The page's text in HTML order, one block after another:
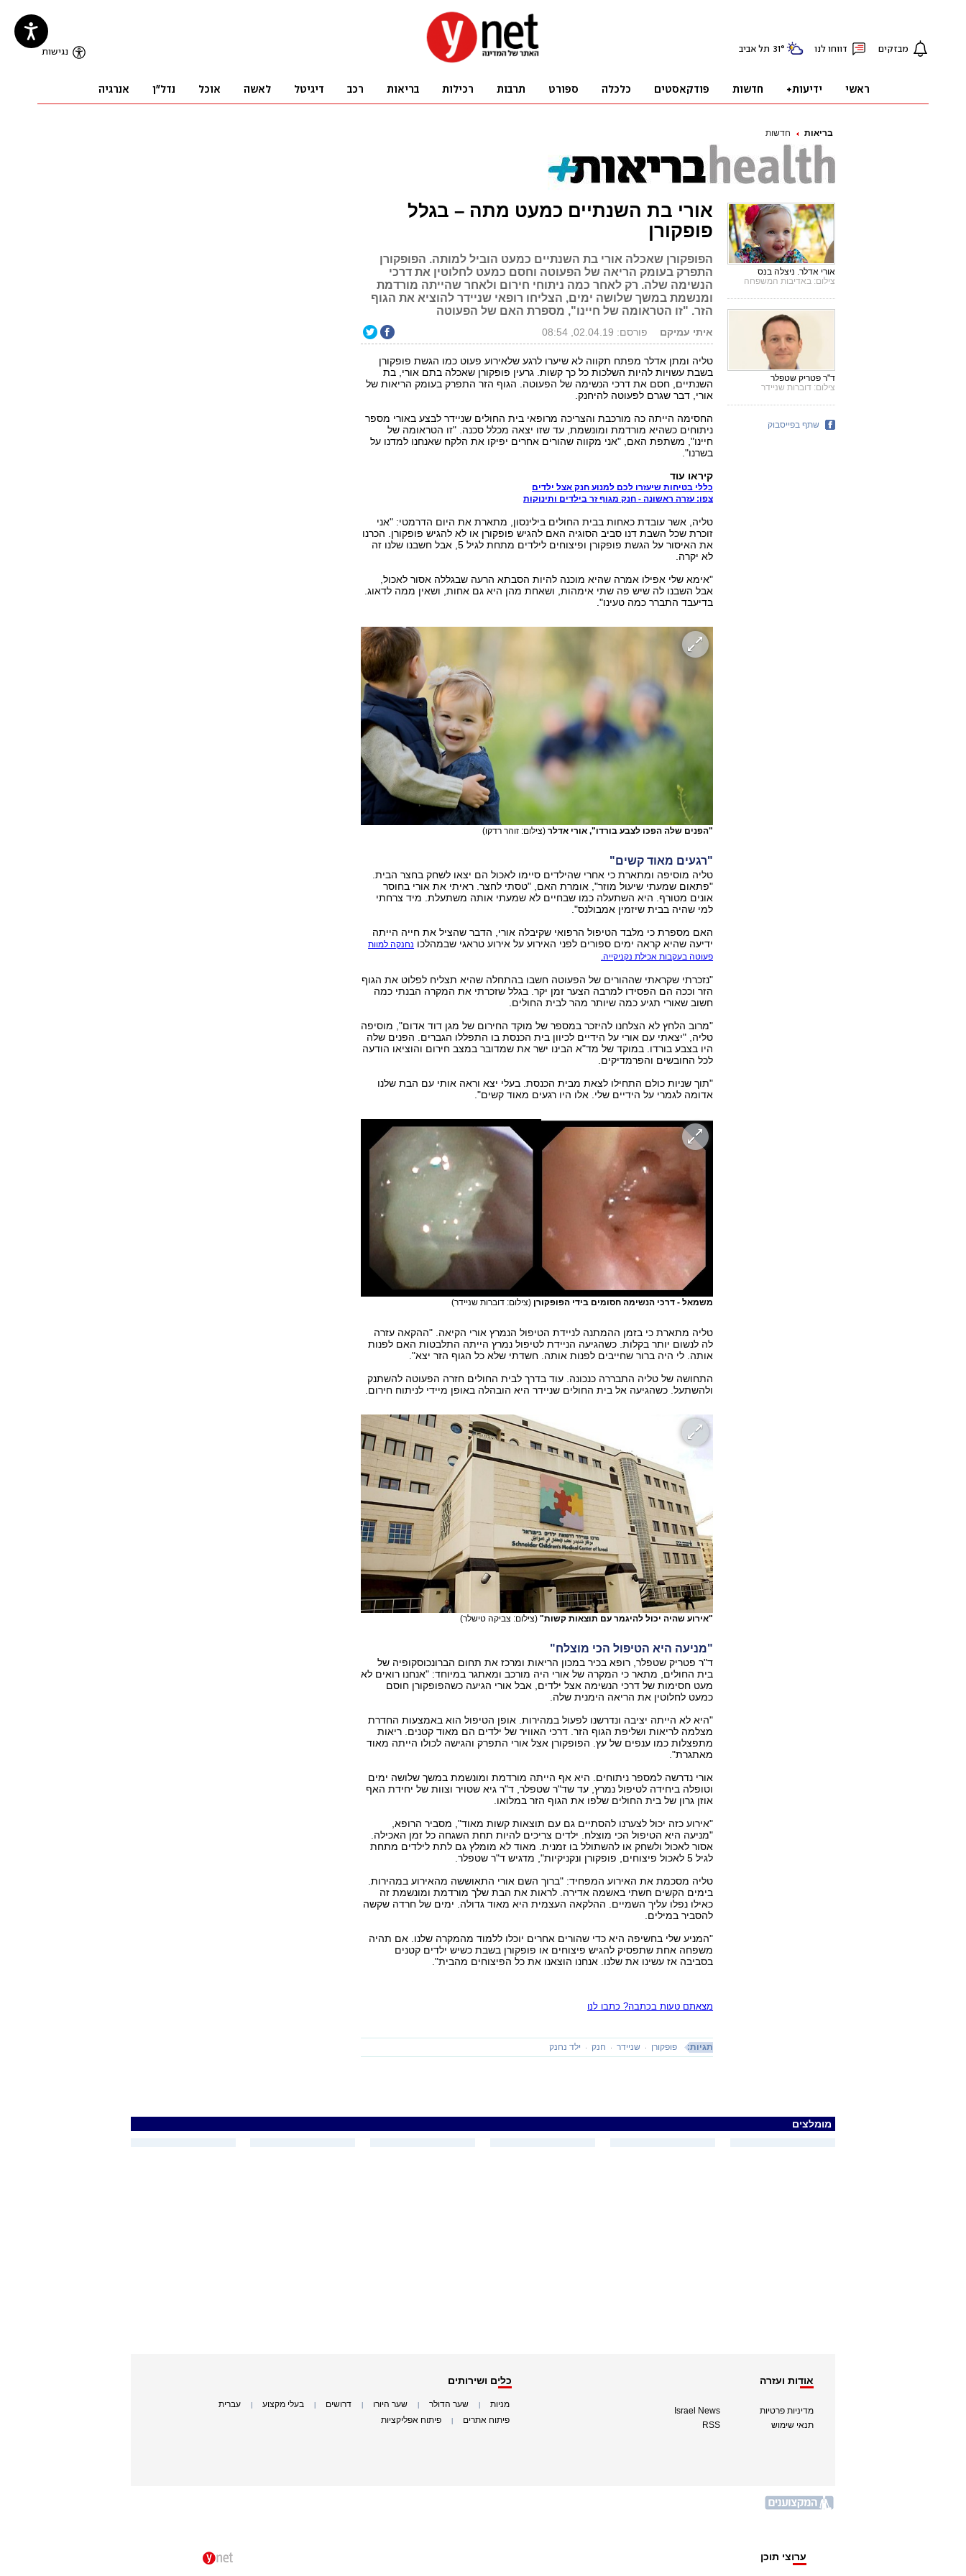
בריאות חדשות
אורי בת השנתיים כמעט מתה – בגלל
פופקורן
הפופקורן שאכלה אורי בת השנתיים כמעט הוביל למותה. הפופקורן
התפרק בעומק הריאה של הפעוטה וחסם כמעט לחלוטין את דרכי
הנשימה שלה. רק לאחר כמה ניתוחי חירום ולאחר שהייתה מורדמת
ומנשמת במשך שלושה ימים, הצליחו רופאי שניידר להוציא את הגוף
הזר. "זו הטראומה של חיינו", מספרת האם של הפעוטה
איתי עמיקם פורסם: 02.04.19, 08:54
טליה ומתן אדלר מפתח תקווה לא שיערו לרגע שלאירוע פעוט כמו הגשת פופקורן
בשבת עשויות להיות השלכות כל כך קשות. גרעין פופקורן שאכלה בתם אורי, בת
השנתיים, חסם את דרכי הנשימה של הפעוטה. הגוף הזר התפרק בעומק הריאות של
אורי, דבר שגרם לפעוטה להיחנק.
החסימה הייתה כה מורכבת והצריכה מרופאי בית החולים שניידר לבצע באורי מספר
ניתוחים כשהיא מורדמת ומונשמת, עד שזו יצאה מכלל סכנה. "זו הטראומה של
חיינו", משתפת האם, "אני מקווה שהורים אחרים יפיקו את הלקח שאנחנו למדנו על
בשרנו".
קיראו עוד
כללי בטיחות שיעזרו לכם למנוע חנק אצל ילדים
צפו: עזרה ראשונה - חנק מגוף זר בילדים ותינוקות
טליה, אשר עובדת כאחות בבית החולים בילינסון, מתארת את היום הדרמטי: "אני
זוכרת שכל השבת דנו סביב הסוגיה האם להגיש פופקורן או לא להגיש פופקורן. הכרנו
את האיסור על הגשת פופקורן ופיצוחים לילדים מתחת לגיל 5, אבל חשבנו שלנו זה
לא יקרה.
"אימא שלי אפילו אמרה שהיא מוכנה להיות הסבתא הרעה שבגללה אסור לאכול,
אבל השבנו לה שיש פה שתי אימהות, ושאחת מהן היא גם אחות, ושאין ממה לדאוג.
בדיעבד התברר כמה טעינו".
"הפנים שלה הפכו לצבע בורדו", אורי אדלר (צילום: זוהר רדקו)
"רגעים מאוד קשים"
טליה מוסיפה ומתארת כי אחרי שהילדים סיימו לאכול הם יצאו לשחק בחצר הבית.
"פתאום שמעתי שיעול מוזר", אומרת האם, "טסתי לחצר. ראיתי את אורי בחוסר
אונים מטורף. היא השתעלה כמו שבחיים לא שמעתי אותה משתעלת. מיד צרחתי
למי שהיה בבית שיזמין אמבולנס".
האם מספרת כי מלבד הטיפול הרפואי שקיבלה אורי, הדבר שהציל את חייה הייתה
ידיעה שהיא קראה ימים ספורים לפני האירוע על אירוע טראגי שבמהלכו נחנקה למוות
פעוטה בעקבות אכילת נקניקייה.
"נזכרתי שקראתי שההורים של הפעוטה חשבו בהתחלה שהיא תצליח לפלוט את הגוף
הזר וככה הם הפסידו למרבה הצער זמן יקר. בגלל שזכרתי את המקרה הבנתי כמה
חשוב שאורי תגיע כמה שיותר מהר לבית החולים.
"מרוב הלחץ לא הצלחנו להיזכר במספר של מוקד החירום של מגן דוד אדום", מוסיפה
טליה, "יצאתי עם אורי על הידיים לכיוון בית הכנסת בו התפללו הגברים. הפנים שלה
היו בצבע בורדו. במוקד של מד"א הבינו ישר את שמדובר במצב חירום והוציאו הודעה
לכל החובשים והפרמדיקים.
"תוך שניות כולם התחילו לצאת מבית הכנסת. בעלי יצא וראה אותי עם הבת שלנו
אדומה לגמרי על הידיים שלי. אלו היו רגעים מאוד קשים".
משמאל - דרכי הנשימה חסומים בידי הפופקורן (צילום: דוברות שניידר)
טליה מתארת כי בזמן ההמתנה לניידת הטיפול הנמרץ אורי הקיאה. "ההקאה עזרה
לה לנשום יותר בקלות. כשהגיעה הניידת לטיפול נמרץ הייתה התלבטות האם לפנות
אותה. לי היה ברור שחייבים לפנות אותה. חשדתי שלא כל הגוף הזר יצא".
התחושה של טליה התבררה כנכונה. עוד בדרך לבית החולים חזרה הפעוטה להשתנק
ולהשתעל. כשהגיעה אל בית החולים שניידר היא הובהלה באופן מיידי לניתוח חירום.
"אירוע שהיה יכול להיגמר עם תוצאות קשות" (צילום: צביקה טישלר)
"מניעה היא הטיפול הכי מוצלח"
ד"ר פטריק שטפלר, רופא בכיר במכון הריאות ומרכז את תחום הברונכוסקופיה של
בית החולים, מתאר כי המקרה של אורי היה מורכב ומאתגר במיוחד: "אנחנו רואים לא
מעט חסימות של דרכי הנשימה אצל ילדים, אבל אורי הגיעה כשהפופקורן חוסם
כמעט לחלוטין את הריאה הימנית שלה.
"היא לא הייתה יציבה ונדרשנו לפעול במהירות. אופן הטיפול הוא באמצעות החדרת
מצלמה לריאות ושליפת הגוף הזר. דרכי האוויר של ילדים הם מאוד קטנים. ריאות
מתפצלות כמו ענפים של עץ. הפופקורן אצל אורי התפרק והגישה לכולו הייתה מאוד
מאתגרת".
אורי נדרשה למספר ניתוחים. היא אף הייתה מורדמת ומונשמת במשך שלושה ימים
וטופלה ביחידה לטיפול נמרץ, עד שד"ר שטפלר, ד"ר גיא שטויר וצוות של יחידת האף
אוזן גרון של בית החולים שלפו את הגוף הזר במלואו.
"אירוע כזה יכול לצערנו להסתיים גם עם תוצאות קשות מאוד", מסביר הרופא,
"מניעה היא הטיפול הכי מוצלח. ילדים צריכים להיות תחת השגחה כל זמן האכילה.
אסור לאכול ולשחק או להשתולל בו זמנית. מאוד לא מומלץ גם לתת לילדים מתחת
לגיל 5 לאכול פיצוחים, פופקורן ונקניקיות", מדגיש ד"ר שטפלר.
טליה מסכמת את האירוע המפחיד: "ברוך השם אורי התאוששה מהאירוע במהירות.
בימים הקשים חשתי באשמה אדירה. לראות את הבת שלך מורדמת ומונשמת זה
כאילו נפלו עליך השמיים. ההלקאה העצמית היא מאוד גדולה. ימים של חרדה שקשה
להסביר במילים.
"המניע שלי בחשיפה היא כדי שהורים אחרים יוכלו ללמוד מהמקרה שלנו. אם תהיה
משפחה אחת שתפסיק להגיש פיצוחים או פופקורן בשבת כשיש ילדים קטנים
בסביבה אז עשינו את שלנו. אנחנו הוצאנו את כל הפיצוחים מהבית".
מצאתם טעות בכתבה? כתבו לנו
תגיות: פופקורן שניידר חנק ילד נחנק
אורי אדלר. ניצלה בנס
צילום: באדיבות המשפחה
ד"ר פטריק שטפלר
צילום: דוברות שניידר
שתף בפייסבוק
מומלצים
אודות ועזרה
מדיניות פרטיות
תנאי שימוש
Israel News
RSS
כלים ושירותים
מניות שער הדולר שער היורו דרושים בעלי מקצוע עברית
פיתוח אתרים פיתוח אפליקציות
ערוצי תוכן